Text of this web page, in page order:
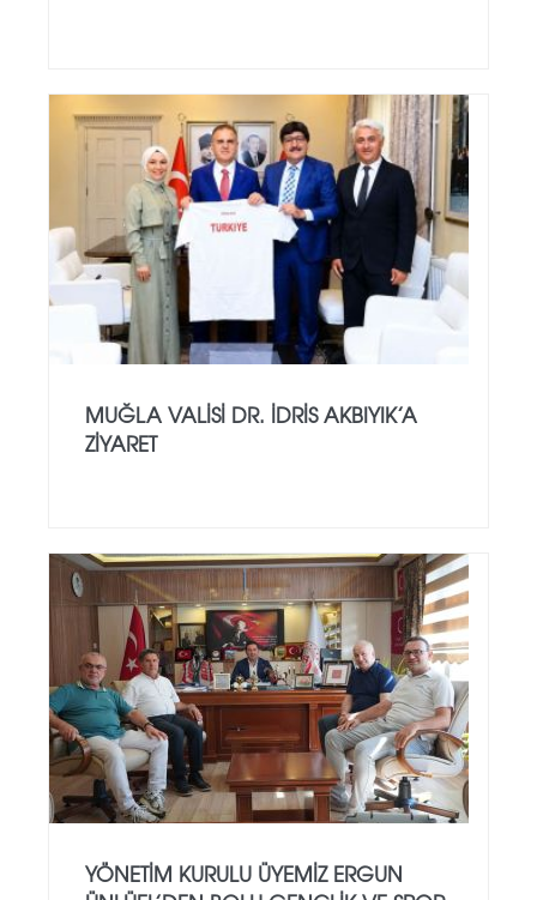
MUĞLA VALISI DR. İDRIS AKBIYIK’A
ZIYARET
YÖNETIM KURULU ÜYEMIZ ERGUN